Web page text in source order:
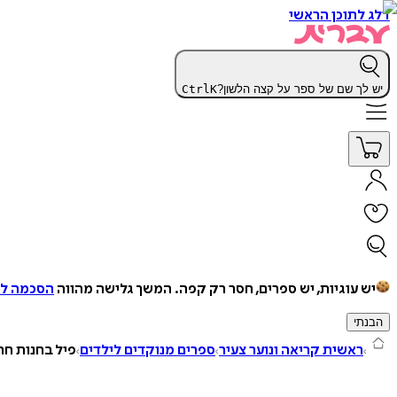
דלג לתוכן הראשי
יש לך שם של ספר על קצה הלשון? CtrlK
יש עוגיות, יש ספרים, חסר רק קפה. המשך גלישה מהווה הסכמה
הבנתי
ראשית קריאה ונוער צעיר ספרים מנוקדים לילדים פיל בחנות